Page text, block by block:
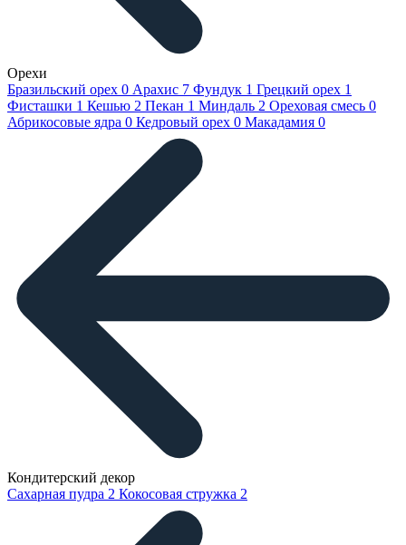
Орехи
Бразильский орех 0 Арахис 7 Фундук 1 Грецкий орех 1
Фисташки 1 Кешью 2 Пекан 1 Миндаль 2 Ореховая смесь 0
Абрикосовые ядра 0 Кедровый орех 0 Макадамия 0
Кондитерский декор
Сахарная пудра 2 Кокосовая стружка 2